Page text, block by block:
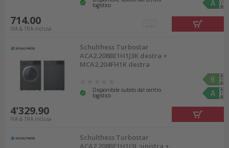
Allestire la lavanderia e ordinare a
Per un allestimento della lavanderia conveniente,
scegliete
e elettrodomestici funzionali e
di qualità. Su nettoshop.ch potete approfittare
di offerte di set e allestire la vostra lavanderia
acquistare
accessori per lavatrici e asciugatrici
logistico
714.00
IVA & TRA inclusa
Schulthess Turbostar
ACA2.208BE1H1J3K destra +
MCA2.204FH1K destra
Disponibile subito dal centro
logistico
4'329.90
IVA & TRA inclusa
Schulthess Turbostar
ACA2.208BE1H1J3L sinistra +